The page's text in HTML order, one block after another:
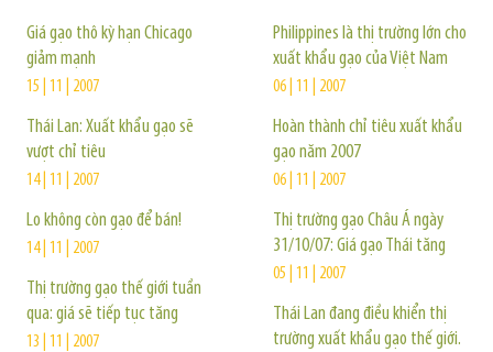
Giá gạo thô kỳ hạn Chicago
giảm mạnh
15 | 11 | 2007
Thái Lan: Xuất khẩu gạo sẽ
vượt chỉ tiêu
14 | 11 | 2007
Lo không còn gạo để bán!
14 | 11 | 2007
Thị trường gạo thế giới tuần
qua: giá sẽ tiếp tục tăng
13 | 11 | 2007
Philippines là thị trường lớn cho
xuất khẩu gạo của Việt Nam
06 | 11 | 2007
Hoàn thành chỉ tiêu xuất khẩu
gạo năm 2007
06 | 11 | 2007
Thị trường gạo Châu Á ngày
31/10/07: Giá gạo Thái tăng
05 | 11 | 2007
Thái Lan đang điều khiển thị
trường xuất khẩu gạo thế giới.